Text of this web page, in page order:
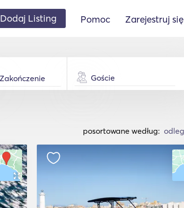
Dodaj Listing Pomoc Zarejestruj się
Goście
posortowane według: